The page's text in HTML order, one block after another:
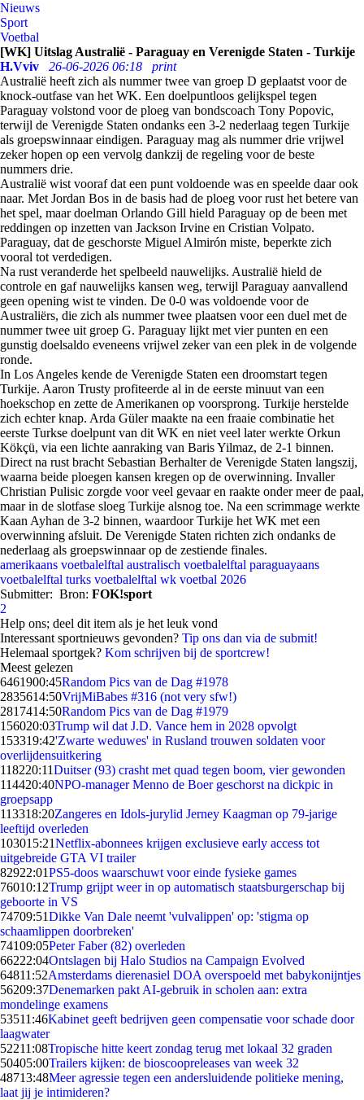
Nieuws
Sport
Voetbal
[WK] Uitslag Australië - Paraguay en Verenigde Staten - Turkije
H.Vviv
26-06-2026 06:18
print
Australië heeft zich als nummer twee van groep D geplaatst voor de
knock-outfase van het WK. Een doelpuntloos gelijkspel tegen
Paraguay volstond voor de ploeg van bondscoach Tony Popovic,
terwijl de Verenigde Staten ondanks een 3-2 nederlaag tegen Turkije
als groepswinnaar eindigen. Paraguay mag als nummer drie vrijwel
zeker hopen op een vervolg dankzij de regeling voor de beste
nummers drie.
Australië wist vooraf dat een punt voldoende was en speelde daar ook
naar. Met Jordan Bos in de basis had de ploeg voor rust het betere van
het spel, maar doelman Orlando Gill hield Paraguay op de been met
reddingen op inzetten van Jackson Irvine en Cristian Volpato.
Paraguay, dat de geschorste Miguel Almirón miste, beperkte zich
vooral tot verdedigen.
Na rust veranderde het spelbeeld nauwelijks. Australië hield de
controle en gaf nauwelijks kansen weg, terwijl Paraguay aanvallend
geen opening wist te vinden. De 0-0 was voldoende voor de
Australiërs, die zich als nummer twee plaatsen voor een duel met de
nummer twee uit groep G. Paraguay lijkt met vier punten en een
gunstig doelsaldo eveneens vrijwel zeker van een plek in de volgende
ronde.
In Los Angeles kende de Verenigde Staten een droomstart tegen
Turkije. Aaron Trusty profiteerde al in de eerste minuut van een
hoekschop en zette de Amerikanen op voorsprong. Turkije herstelde
zich echter knap. Arda Güler maakte na een fraaie combinatie het
eerste Turkse doelpunt van dit WK en niet veel later werkte Orkun
Kökçü, via een lichte aanraking van Baris Yilmaz, de 2-1 binnen.
Direct na rust bracht Sebastian Berhalter de Verenigde Staten langszij,
waarna beide ploegen kansen kregen op de overwinning. Invaller
Christian Pulisic zorgde voor veel gevaar en raakte onder meer de paal,
maar in de slotfase sloeg Turkije alsnog toe. Na een scrimmage werkte
Kaan Ayhan de 3-2 binnen, waardoor Turkije het WK met een
overwinning afsluit. De Verenigde Staten richten zich ondanks de
nederlaag als groepswinnaar op de zestiende finales.
amerikaans voetbalelftal australisch voetbalelftal paraguayaans
voetbalelftal turks voetbalelftal wk voetbal 2026
Submitter: Bron: FOK!sport
2
Help ons; deel dit item als je het leuk vond
Interessant sportnieuws gevonden? Tip ons dan via de submit!
Helemaal sportgek? Kom schrijven bij de sportcrew!
Meest gelezen
6461900:45Random Pics van de Dag #1978
2835614:50VrijMiBabes #316 (not very sfw!)
2817414:50Random Pics van de Dag #1979
156020:03Trump wil dat J.D. Vance hem in 2028 opvolgt
153319:42'Zwarte weduwes' in Rusland trouwen soldaten voor
overlijdensuitkering
118220:11Duitser (93) crasht met quad tegen boom, vier gewonden
114420:40NPO-manager Menno de Boer geschorst na dickpic in
groepsapp
113318:20Zangeres en Idols-jurylid Jerney Kaagman op 79-jarige
leeftijd overleden
103015:21Netflix-abonnees krijgen exclusieve early access tot
uitgebreide GTA VI trailer
82922:01PS5-doos waarschuwt voor einde fysieke games
76010:12Trump grijpt weer in op automatisch staatsburgerschap bij
geboorte in VS
74709:51Dikke Van Dale neemt 'vulvalippen' op: 'stigma op
schaamlippen doorbreken'
74109:05Peter Faber (82) overleden
66222:04Ontslagen bij Halo Studios na Campaign Evolved
64811:52Amsterdams dierenasiel DOA overspoeld met babykonijntjes
56209:37Denemarken pakt AI-gebruik in scholen aan: extra
mondelinge examens
53511:46Kabinet geeft bedrijven geen compensatie voor schade door
laagwater
52211:08Tropische hitte keert zondag terug met lokaal 32 graden
50405:00Trailers kijken: de bioscoopreleases van week 32
48713:48Meer agressie tegen een andersluidende politieke mening,
laat jij je intimideren?